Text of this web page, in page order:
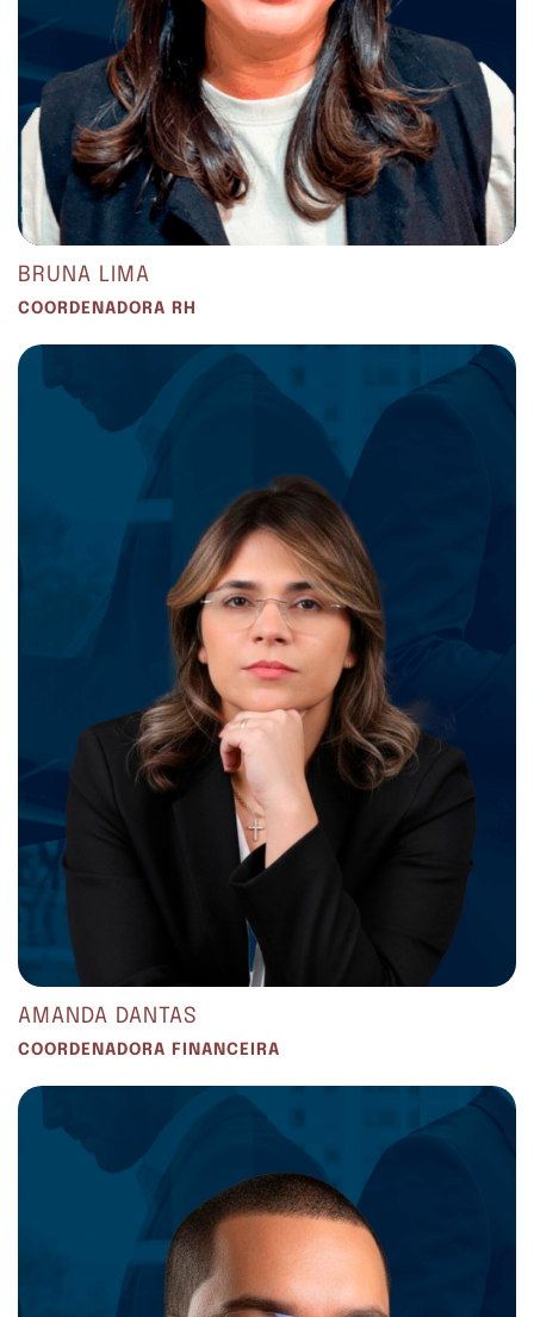
BRUNA LIMA
COORDENADORA RH
AMANDA DANTAS
COORDENADORA FINANCEIRA